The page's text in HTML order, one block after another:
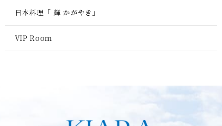
日本料理「 輝 かがやき」
VIP Room